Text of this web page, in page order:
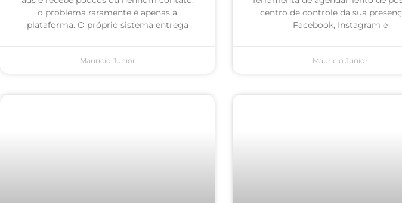
o problema raramente é apenas a
plataforma. O próprio sistema entrega
Mauricio Junior
centro de controle da sua
Facebook, Instagram e
Mauricio Junior